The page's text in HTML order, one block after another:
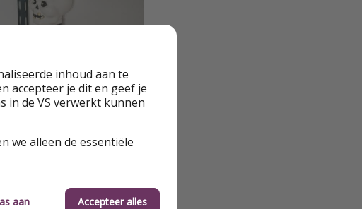
wit films, maar
inhoud aan te
accepteer je dit en geef je
in de VS verwerkt kunnen
we alleen de essentiële
aan Accepteer alles